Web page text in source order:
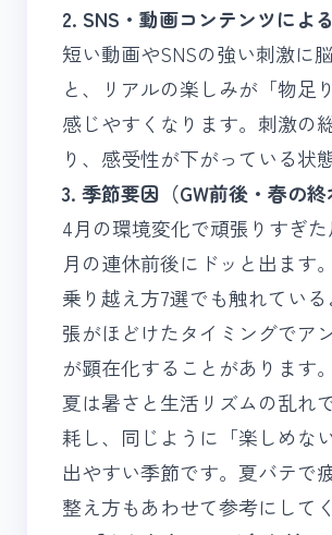
2. SNS・動画コンテンツによ
短い動画やSNSの強い刺激に
と、リアルの楽しみが「物足
感じやすくなります。刺激の
り、感受性が下がっている状
3. 季節要因（GW前後・春の終
4月の環境変化で頑張りすぎ
月の連休前後にドッと出ます。
乗り越え方7選でも触れてい
張がほどけたタイミングでア
が顕在化することがあります。
夏は暑さと生活リズムの乱れ
耗し、同じように「楽しめな
出やすい季節です。 夏バテで
整え方もあわせて参考にして